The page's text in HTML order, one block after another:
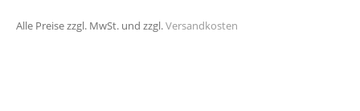
Alle Preise zzgl. MwSt. und zzgl.Versandkosten